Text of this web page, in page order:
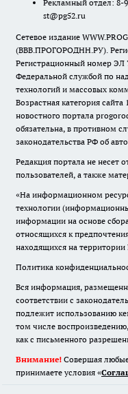
Рекламный отдел: 8-
st@pg52.ru
Сетевое издание
(ВВВ.ПРОГОРОДНН.РУ).
Регистрационный номер ЭЛ
Федеральной службой по
технологий и массовых
Возрастная категория
новостного портала
обязательна, в противном
законодательства РФ об
Редакция портала не несет
пользователей, а также
«На информационном
технологии
информации на основе
относящихся к
находящихся на
Политика
Вся информация,
соответствии с
подлежит использованию
том числе
как с письменного
Внимание! Совершая любые
принимаете условия «